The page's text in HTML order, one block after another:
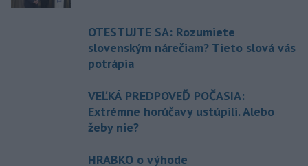
OTESTUJTE SA: Rozumiete
slovenským nárečiam? Tieto slová vás
potrápia
VEĽKÁ PREDPOVEĎ POČASIA:
Extrémne horúčavy ustúpili. Alebo
žeby nie?
HRABKO o výhode